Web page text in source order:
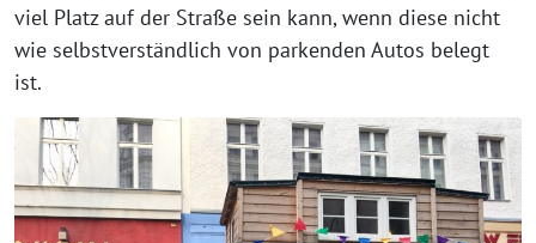
viel Platz auf der Straße sein kann, wenn diese nicht
wie selbstverständlich von parkenden Autos belegt
ist.